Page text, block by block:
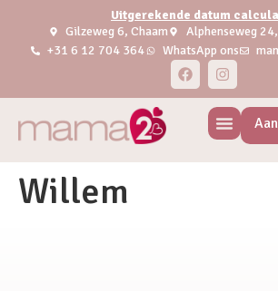
Uitgerekende datum
Gilzeweg 6, Chaam
Alphenseweg
+31 6 12 704 364
WhatsApp ons
Willem